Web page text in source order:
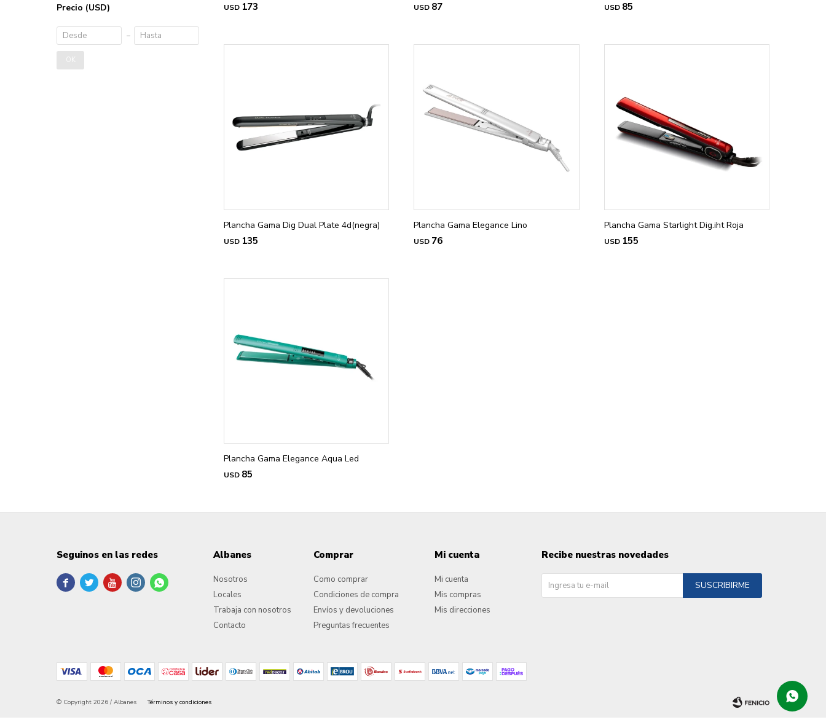
USD 173 USD 87 USD 85
Plancha Gama Dig Dual Plate 4d(negra)
USD 135
Plancha Gama Elegance Lino
USD 76
Plancha Gama Starlight Dig.iht Roja
USD 155
Plancha Gama Elegance Aqua Led
USD 85
Precio (USD)
OK
Albanes
Nosotros
Locales
Trabaja con nosotros
Contacto
Comprar
Como comprar
Condiciones de compra
Envíos y devoluciones
Preguntas frecuentes
Mi cuenta
Mi cuenta
Mis compras
Mis direcciones
Seguinos en las redes
    
Recibe nuestras novedades
SUSCRIBIRME
© Copyright 2026 / Albanes Términos y condiciones